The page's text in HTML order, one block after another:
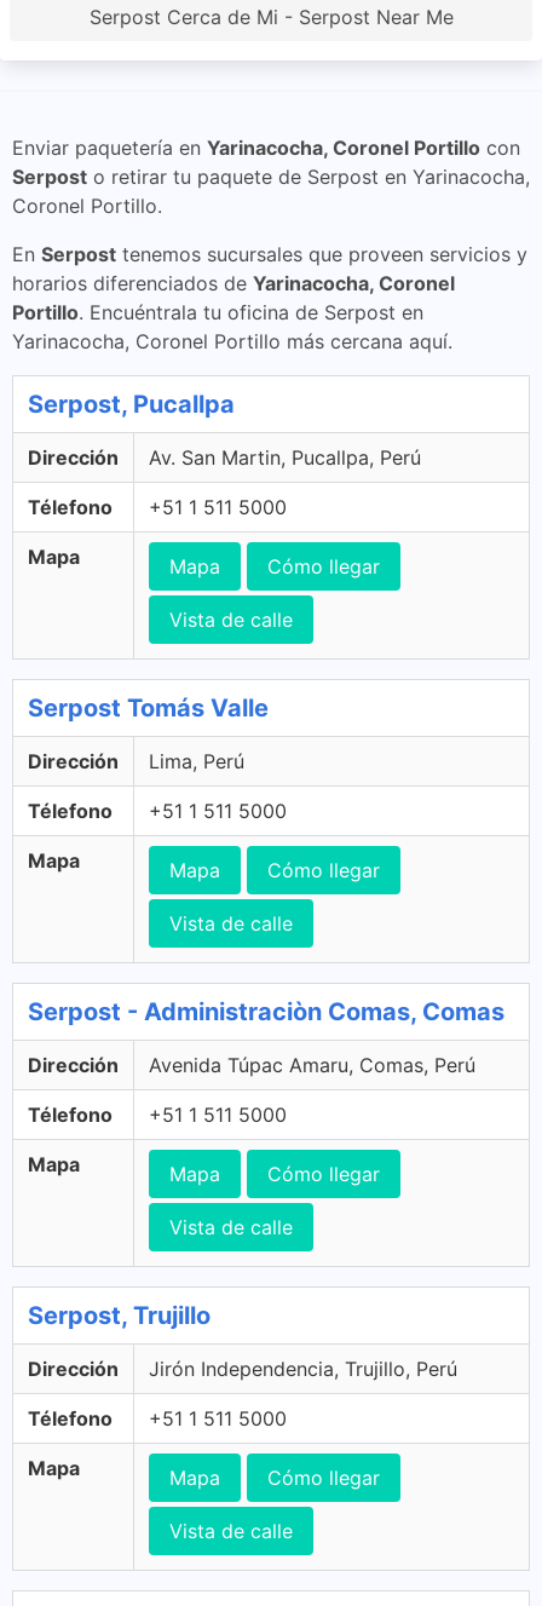
Serpost Cerca de Mi - Serpost Near Me
Enviar paquetería en Yarinacocha, Coronel Portillo con
Serpost o retirar tu paquete de Serpost en Yarinacocha,
Coronel Portillo.
En Serpost tenemos sucursales que proveen servicios y
horarios diferenciados de Yarinacocha, Coronel
Portillo. Encuéntrala tu oficina de Serpost en
Yarinacocha, Coronel Portillo más cercana aquí.
Serpost, Pucallpa
Dirección Av. San Martin, Pucallpa, Perú
Télefono +51 1 511 5000
Mapa Mapa Cómo llegar
Vista de calle
Serpost Tomás Valle
Dirección Lima, Perú
Télefono +51 1 511 5000
Mapa Mapa Cómo llegar
Vista de calle
Serpost - Administraciòn Comas, Comas
Dirección Avenida Túpac Amaru, Comas, Perú
Télefono +51 1 511 5000
Mapa Mapa Cómo llegar
Vista de calle
Serpost, Trujillo
Dirección Jirón Independencia, Trujillo, Perú
Télefono +51 1 511 5000
Mapa Mapa Cómo llegar
Vista de calle